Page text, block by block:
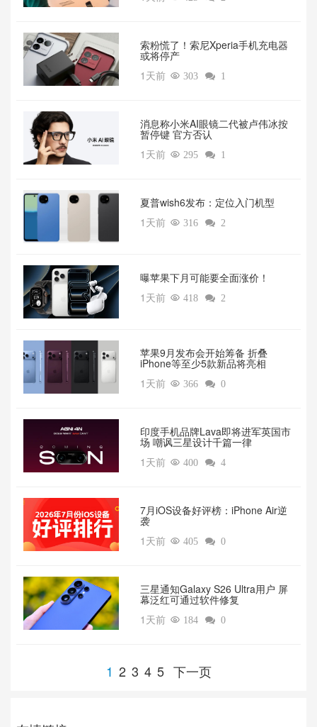
索粉慌了！索尼Xperia手机充电器
或将停产
1天前  303  1
消息称小米AI眼镜二代被卢伟冰按
暂停键 官方否认
1天前  295  1
夏普wish6发布：定位入门机型
1天前  316  2
曝苹果下月可能要全面涨价！
1天前  418  2
苹果9月发布会开始筹备 折叠
iPhone等至少5款新品将亮相
1天前  366  0
印度手机品牌Lava即将进军英国市
场 嘲讽三星设计千篇一律
1天前  400  4
7月iOS设备好评榜：iPhone Air逆
袭
1天前  405  0
三星通知Galaxy S26 Ultra用户 屏
幕泛红可通过软件修复
1天前  184  0
1 2 3 4 5 下一页